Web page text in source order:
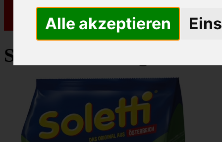
Alle akzeptieren
Soletti Knabbergebäck